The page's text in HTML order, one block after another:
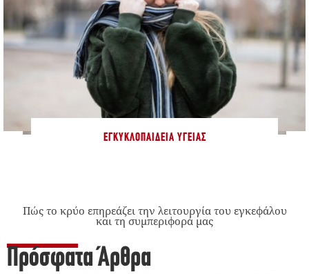
ΕΓΚΥΚΛΟΠΑΊΔΕΙΑ ΥΓΕΊΑΣ
Πώς το κρύο επηρεάζει την λειτουργία του εγκεφάλου
και τη συμπεριφορά μας
Πρόσφατα Άρθρα